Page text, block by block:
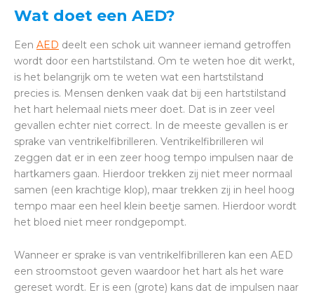
Wat doet een AED?
Een AED deelt een schok uit wanneer iemand getroffen
wordt door een hartstilstand. Om te weten hoe dit werkt,
is het belangrijk om te weten wat een hartstilstand
precies is. Mensen denken vaak dat bij een hartstilstand
het hart helemaal niets meer doet. Dat is in zeer veel
gevallen echter niet correct. In de meeste gevallen is er
sprake van ventrikelfibrilleren. Ventrikelfibrilleren wil
zeggen dat er in een zeer hoog tempo impulsen naar de
hartkamers gaan. Hierdoor trekken zij niet meer normaal
samen (een krachtige klop), maar trekken zij in heel hoog
tempo maar een heel klein beetje samen. Hierdoor wordt
het bloed niet meer rondgepompt.
Wanneer er sprake is van ventrikelfibrilleren kan een AED
een stroomstoot geven waardoor het hart als het ware
gereset wordt. Er is een (grote) kans dat de impulsen naar